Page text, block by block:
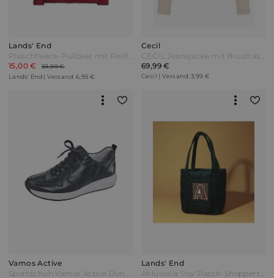
Lands' End
Plüschfleece-Pullover mit Reißverschluss Damen Rot by Lands' End
15,00 €
59,99 €
Lands' End | Versand: 6,95 €
Cecil
CECIL Jeansjacke mit Brusttaschen und Knöpfen - dust beige
69,99 €
Cecil | Versand: 3,99 €
Vamos Active
Sportschuh Vamos Active Dunkelblau
Lands' End
Ahluwalia 'Joy' Patch-Shoppertasche Damen Grün by Lands' End